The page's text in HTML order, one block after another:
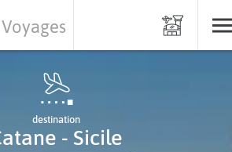
Voyages
destination
Catane - Sicile